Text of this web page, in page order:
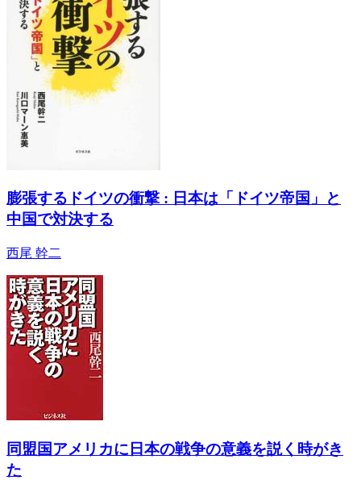
膨張するドイツの衝撃 : 日本は「ドイツ帝国」と
中国で対決する
西尾 幹二
同盟国アメリカに日本の戦争の意義を説く時がき
た